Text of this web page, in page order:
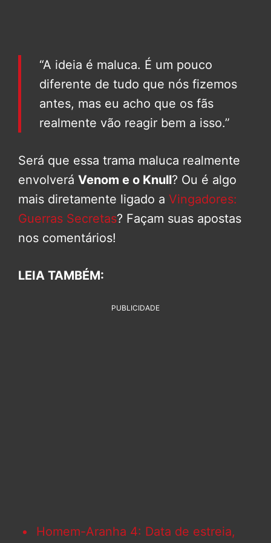
“A ideia é maluca. É um pouco
diferente de tudo que nós fizemos
antes, mas eu acho que os fãs
realmente vão reagir bem a isso.”
Será que essa trama maluca realmente
envolverá Venom e o Knull? Ou é algo
mais diretamente ligado a Vingadores:
Guerras Secretas? Façam suas apostas
nos comentários!
LEIA TAMBÉM:
PUBLICIDADE
Homem-Aranha 4: Data de estreia,